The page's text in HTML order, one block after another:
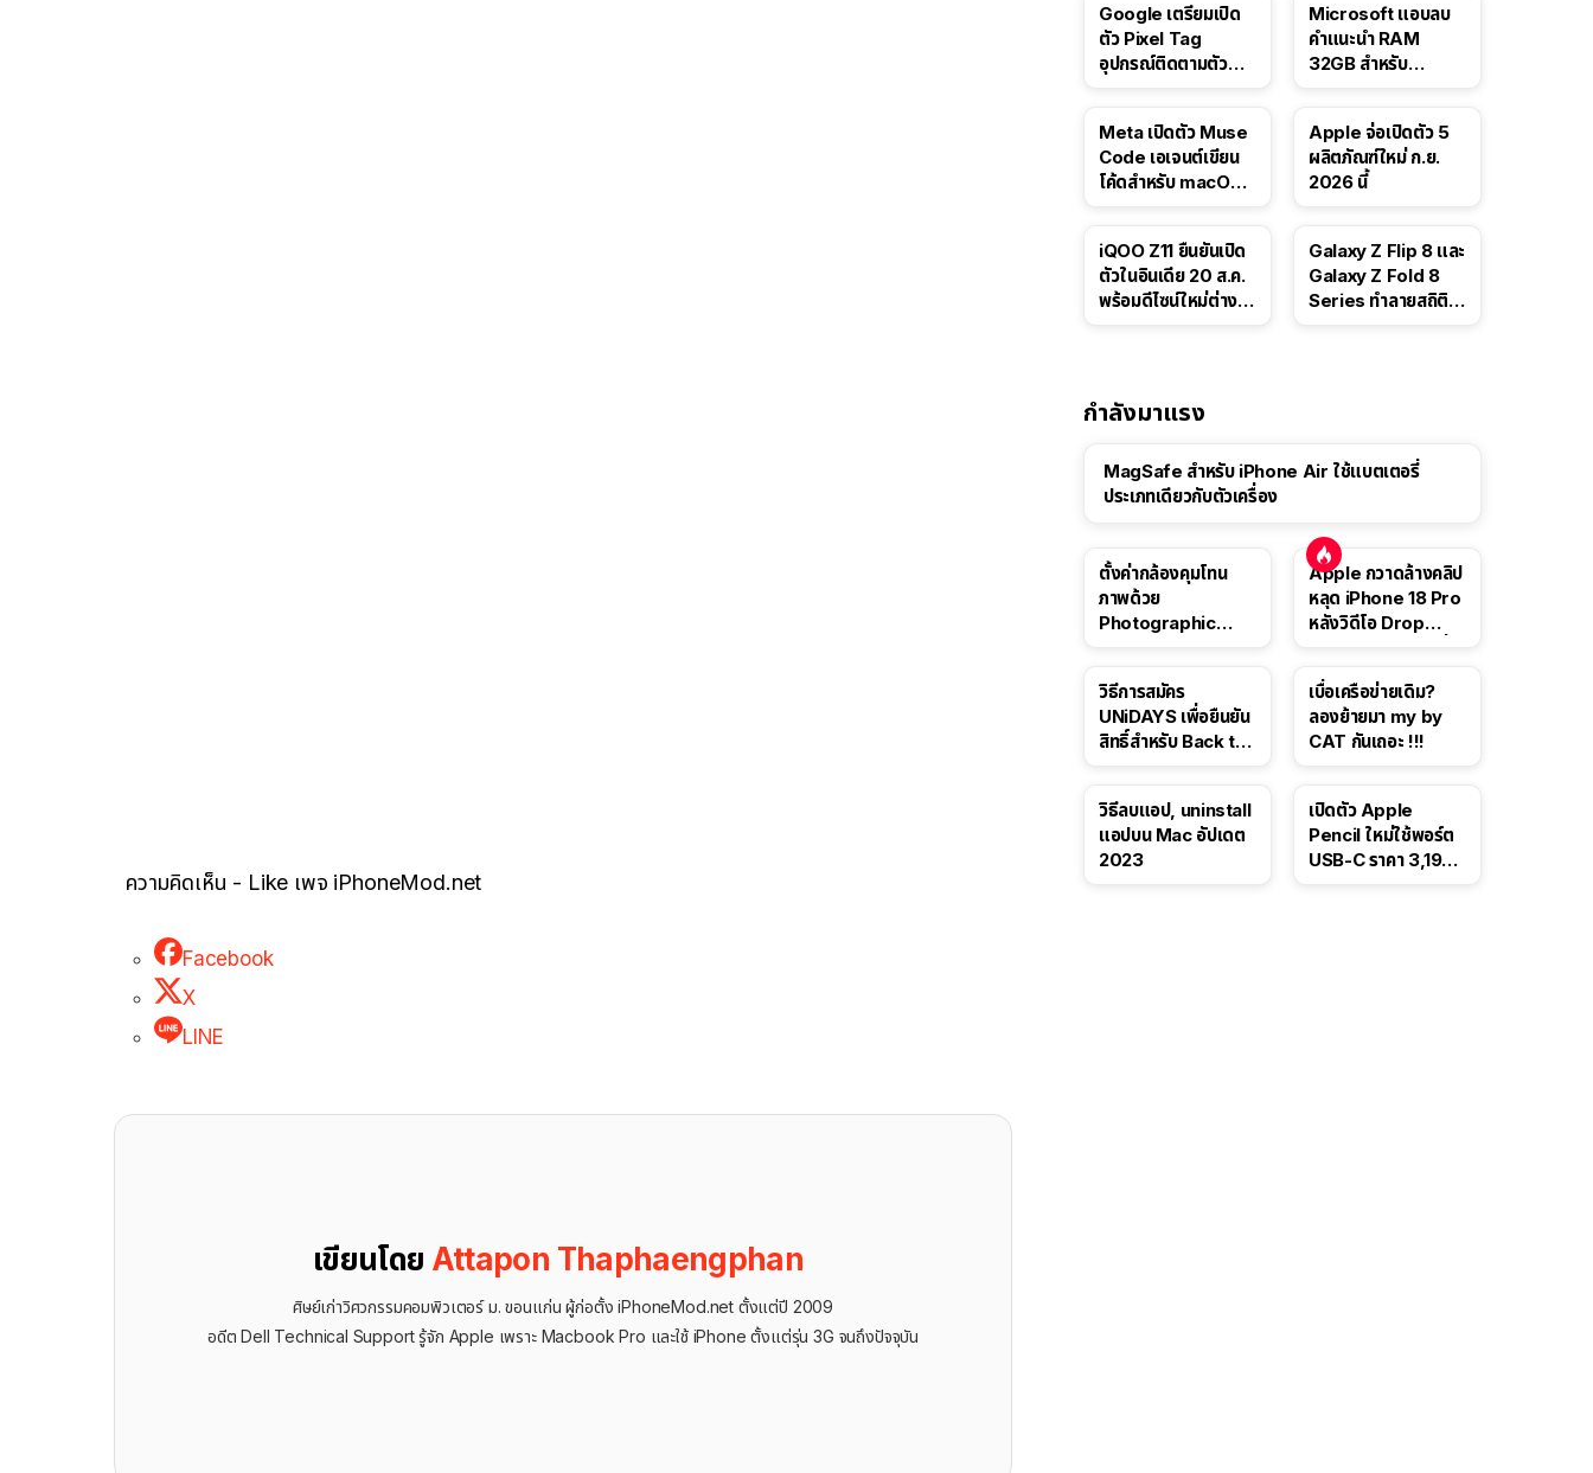
ความคิดเห็น - Like เพจ iPhoneMod.net
Facebook
X
LINE
เขียนโดย Attapon Thaphaengphan
ศิษย์เก่าวิศวกรรมคอมพิวเตอร์ ม. ขอนแก่น ผู้ก่อตั้ง iPhoneMod.net ตั้งแต่ปี 2009
อดีต Dell Technical Support รู้จัก ​Apple เพราะ Macbook Pro และใช้ iPhone ตั้งแต่รุ่น 3G จนถึงปัจจุบัน
Google เตรียมเปิด
ตัว Pixel Tag
อุปกรณ์ติดตามตัว
Microsoft แอบลบ
คำแนะนำ RAM
32GB สำหรับ
Meta เปิดตัว Muse
Code เอเจนต์เขียน
โค้ดสำหรับ macOS
Apple จ่อเปิดตัว 5
ผลิตภัณฑ์ใหม่ ก.ย.
2026 นี้
iQOO Z11 ยืนยันเปิด
ตัวในอินเดีย 20 ส.ค.
พร้อมดีไซน์ใหม่ต่าง
Galaxy Z Flip 8 และ
Galaxy Z Fold 8
Series ทำลายสถิติ
กำลังมาแรง
MagSafe สำหรับ iPhone Air ใช้แบตเตอรี่
ประเภทเดียวกับตัวเครื่อง
ตั้งค่ากล้องคุมโทน
ภาพด้วย
Photographic
Apple กวาดล้างคลิป
หลุด iPhone 18 Pro
หลังวิดีโอ Drop
วิธีการสมัคร
UNiDAYS เพื่อยืนยัน
สิทธิ์สำหรับ Back to
เบื่อเครือข่ายเดิม?
ลองย้ายมา my by
CAT กันเถอะ !!!
วิธีลบแอป, uninstall
แอปบน Mac อัปเดต
2023
เปิดตัว Apple
Pencil ใหม่ใช้พอร์ต
USB-C ราคา 3,190